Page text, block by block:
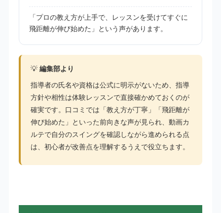
「プロの教え方が上手で、レッスンを受けてすぐに
飛距離が伸び始めた」という声があります。
💡 編集部より
指導者の氏名や資格は公式に明示がないため、指導
方針や相性は体験レッスンで直接確かめておくのが
確実です。口コミでは「教え方が丁寧」「飛距離が
伸び始めた」といった前向きな声が見られ、動画カ
ルテで自分のスイングを確認しながら進められる点
は、初心者が改善点を理解するうえで役立ちます。